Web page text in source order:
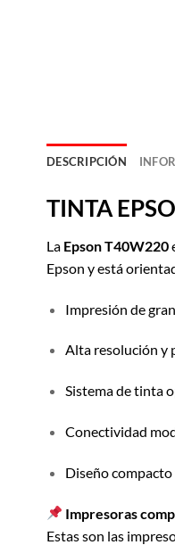
DESCRIPCIÓN
TINTA
La Epson T40W220
Epson y está
Impresión de
Alta resolución y
Sistema de tinta
Conectividad
Diseño
Impresoras
Estas son las